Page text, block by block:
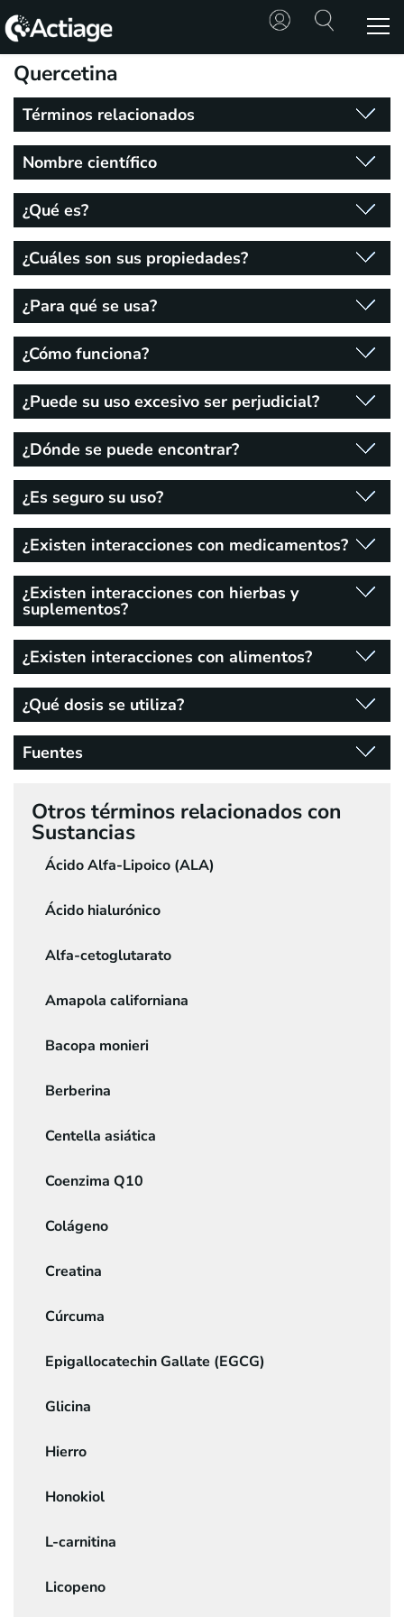
SHOP
TRATAMIENTOS
CONSULTA
CONOCE
ACTIAGE
RECURSOS
Quercetina
Términos relacionados
Nombre científico
¿Qué es?
¿Cuáles son sus propiedades?
¿Para qué se usa?
¿Cómo funciona?
¿Puede su uso excesivo ser perjudicial?
¿Dónde se puede encontrar?
¿Es seguro su uso?
¿Existen interacciones con medicamentos?
¿Existen interacciones con hierbas y
suplementos?
¿Existen interacciones con alimentos?
¿Qué dosis se utiliza?
Fuentes
Otros términos relacionados con
Sustancias
Ácido Alfa-Lipoico (ALA)
Ácido hialurónico
Alfa-cetoglutarato
Amapola californiana
Bacopa monieri
Berberina
Centella asiática
Coenzima Q10
Colágeno
Creatina
Cúrcuma
Epigallocatechin Gallate (EGCG)
Glicina
Hierro
Honokiol
L-carnitina
Licopeno